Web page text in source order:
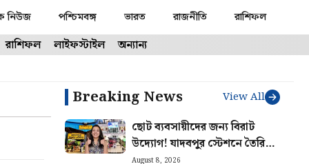
নিউজ পশ্চিমবঙ্গ ভারত রাজনীতি রাশিফল
রাশিফল লাইফস্টাইল অন্যান্য
Breaking News View All
ছোট ব্যবসায়ীদের জন্য বিরাট
উদ্যোগ! যাদবপুর স্টেশনে তৈরি
হবে শপিং হাব, ঘোষণা রেলের
August 8, 2026